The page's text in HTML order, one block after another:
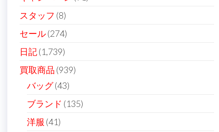
スタッフ (8)
セール(274)
日記(1,739)
買取商品 (939)
バッグ(43)
ブランド (135)
洋服 (41)